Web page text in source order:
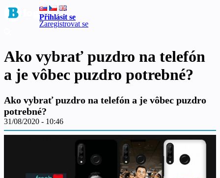
Přihlásit se
Zaregistrovat se
Ako vybrať puzdro na telefón
a je vôbec puzdro potrebné?
Ako vybrať puzdro na telefón a je vôbec puzdro
potrebné?
31/08/2020 - 10:46